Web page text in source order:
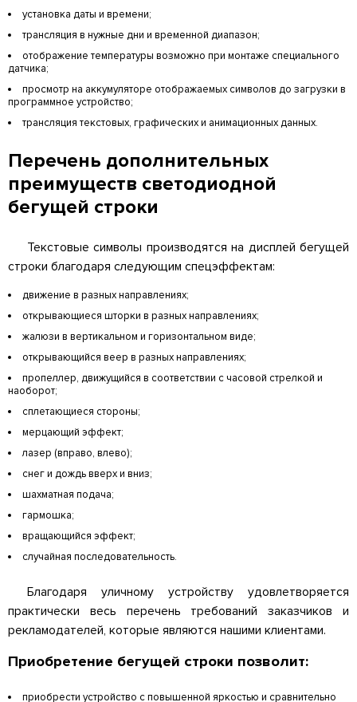
установка даты и времени;
трансляция в нужные дни и временной диапазон;
отображение температуры возможно при монтаже специального
датчика;
просмотр на аккумуляторе отображаемых символов до загрузки в
программное устройство;
трансляция текстовых, графических и анимационных данных.
Перечень дополнительных
преимуществ светодиодной
бегущей строки
Текстовые символы производятся на дисплей бегущей
строки благодаря следующим спецэффектам:
движение в разных направлениях;
открывающиеся шторки в разных направлениях;
жалюзи в вертикальном и горизонтальном виде;
открывающийся веер в разных направлениях;
пропеллер, движущийся в соответствии с часовой стрелкой и
наоборот;
сплетающиеся стороны;
мерцающий эффект;
лазер (вправо, влево);
снег и дождь вверх и вниз;
шахматная подача;
гармошка;
вращающийся эффект;
случайная последовательность.
Благодаря уличному устройству удовлетворяется
практически весь перечень требований заказчиков и
рекламодателей, которые являются нашими клиентами.
Приобретение бегущей строки позволит:
приобрести устройство с повышенной яркостью и сравнительно